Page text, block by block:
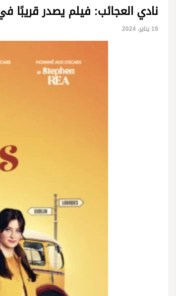
نادي العجائب: فيلم يصدر قريبًا
19 يناير، 2024